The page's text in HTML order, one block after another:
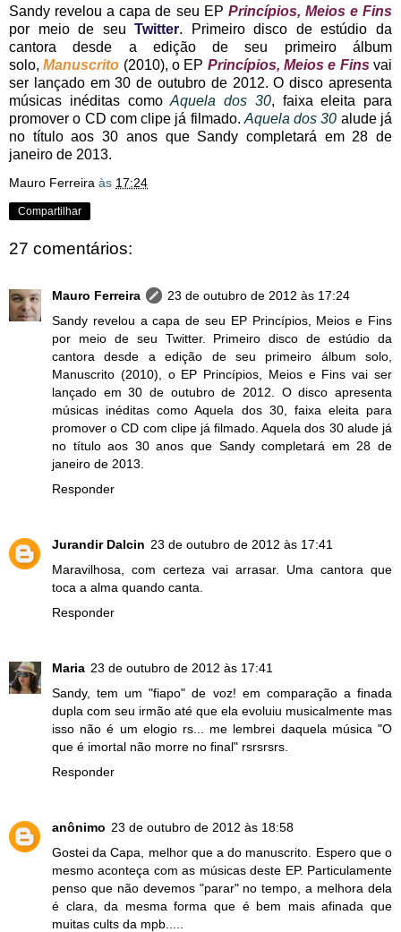
Sandy revelou a capa de seu EP Princípios, Meios e Fins
por meio de seuTwitter. Primeiro disco de estúdio da
cantora desde a edição de seu primeiro álbum
solo,Manuscrito (2010), o EP Princípios, Meios e Finsvai
ser lançado em 30 de outubro de 2012. O disco apresenta
músicas inéditas comoAquela dos 30, faixa eleita para
promover o CD com clipe já filmado. Aquela dos 30 alude já
no título aos 30 anos que Sandy completará em 28 de
janeiro de 2013.
Mauro Ferreira às 17:24
Compartilhar
27 comentários:
Mauro Ferreira
23 de outubro de 2012 às 17:24
Sandy revelou a capa de seu EP Princípios, Meios e Fins
por meio de seu Twitter. Primeiro disco de estúdio da
cantora desde a edição de seu primeiro álbum solo,
Manuscrito (2010), o EP Princípios, Meios e Fins vai ser
lançado em 30 de outubro de 2012. O disco apresenta
músicas inéditas como Aquela dos 30, faixa eleita para
promover o CD com clipe já filmado. Aquela dos 30 alude já
no título aos 30 anos que Sandy completará em 28 de
janeiro de 2013.
Responder
Jurandir Dalcin 23 de outubro de 2012 às 17:41
Maravilhosa, com certeza vai arrasar. Uma cantora que
toca a alma quando canta.
Responder
Maria 23 de outubro de 2012 às 17:41
Sandy, tem um "fiapo" de voz! em comparação a finada
dupla com seu irmão até que ela evoluiu musicalmente mas
isso não é um elogio rs... me lembrei daquela música "O
que é imortal não morre no final" rsrsrsrs.
Responder
anônimo 23 de outubro de 2012 às 18:58
Gostei da Capa, melhor que a do manuscrito. Espero que o
mesmo aconteça com as músicas deste EP. Particulamente
penso que não devemos "parar" no tempo, a melhora dela
é clara, da mesma forma que é bem mais afinada que
muitas cults da mpb.....